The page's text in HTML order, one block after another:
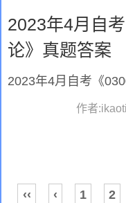
2023年4月自
论》真题答案
2023年4月自考《
作者
‹‹ ‹ 1 2